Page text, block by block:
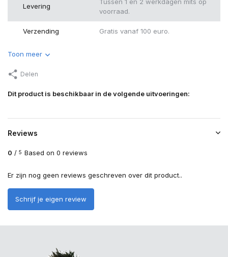
Levering
voorraad.
Verzending Gratis vanaf 100 euro.
Toon meer
Delen
Dit product is beschikbaar in de volgende uitvoeringen:
Reviews
0 / 5 Based on 0 reviews
Er zijn nog geen reviews geschreven over dit product..
Schrijf je eigen review